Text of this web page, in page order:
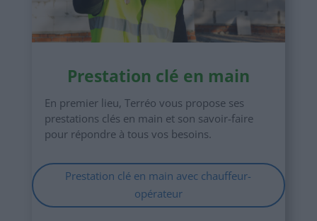
Prestation clé en main
En premier lieu, Terréo vous propose ses
prestations clés en main et son savoir-faire
pour répondre à tous vos besoins.
Prestation clé en main avec chauffeur-
opérateur